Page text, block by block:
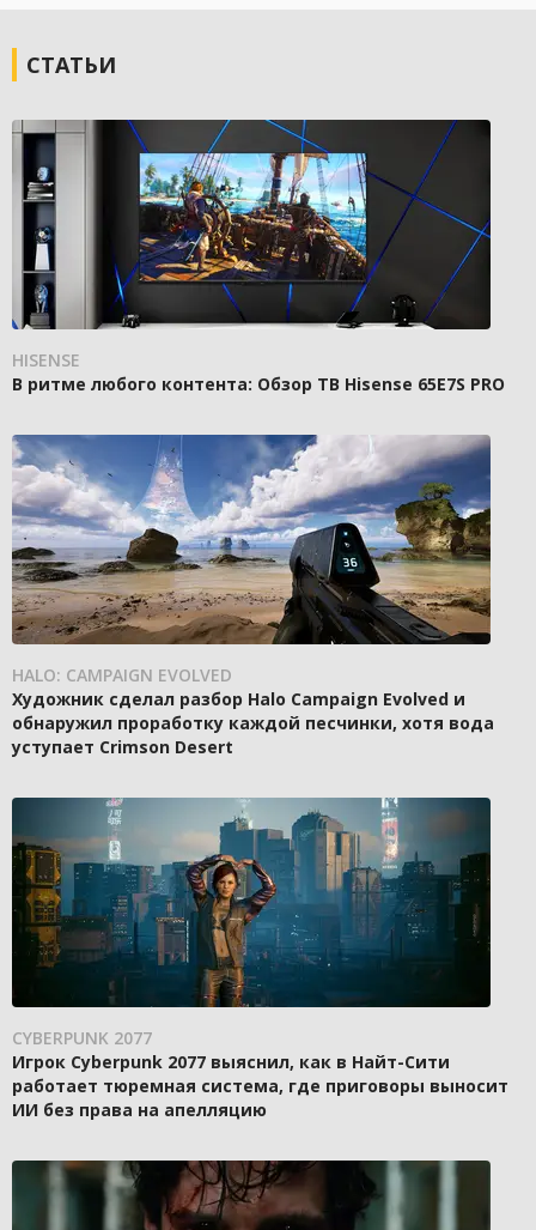
СТАТЬИ
HISENSE
В ритме любого контента: Обзор ТВ Hisense 65E7S PRO
HALO: CAMPAIGN EVOLVED
Художник сделал разбор Halo Campaign Evolved и
обнаружил проработку каждой песчинки, хотя вода
уступает Crimson Desert
CYBERPUNK 2077
Игрок Cyberpunk 2077 выяснил, как в Найт-Сити
работает тюремная система, где приговоры выносит
ИИ без права на апелляцию